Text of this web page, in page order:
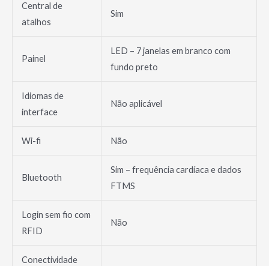
Central de
atalhos
Sim
Painel
LED – 7 janelas em branco com
fundo preto
Idiomas de
interface
Não aplicável
Wi-fi Não
Bluetooth
Sim – frequência cardíaca e dados
FTMS
Login sem fio com
RFID
Não
Conectividade